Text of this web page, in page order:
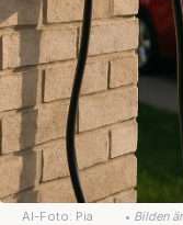
AI-Foto: Pia
• Bilden